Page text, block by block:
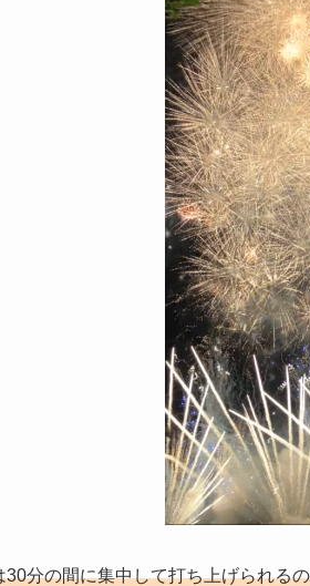
30分の間に集中して打ち上げられる